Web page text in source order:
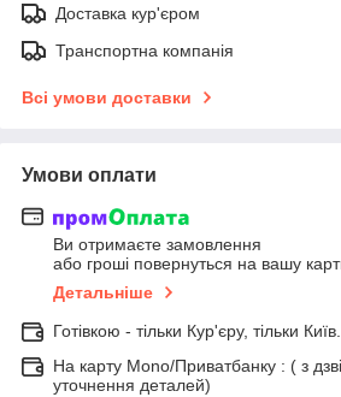
Доставка кур'єром
Транспортна компанія
Всі умови доставки
Умови оплати
Ви отримаєте замовлення
або гроші повернуться на вашу
Детальніше
Готівкою - тільки Кур'єру, тільки Київ.
На карту Mono/Приватбанку : ( з
уточнення деталей)